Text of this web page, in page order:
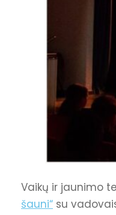
Vaikų ir jaunimo
šauni“ su